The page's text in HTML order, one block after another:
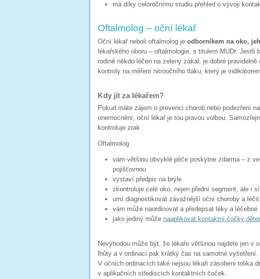
má díky celoročnímu studiu přehled o vývoji
Oftalmolog – oční lékař
Oční lékař neboli oftalmolog je odborníkem na oko,
lékařského oboru – oftalmologie, s titulem MUDr. Jestli
rodině někdo léčen na zelený zákal, je dobré
kontroly na měření nitroočního tlaku, který je
Kdy jít za lékařem?
Pokud máte zájem o prevenci chorob nebo podezření
onemocnění, oční lékař je tou pravou volbou.
kontroluje zrak.
Oftalmolog
vám většinu obvyklé péče poskytne zdarma – z
pojišťovnou
vystaví předpis na brýle
zkontroluje celé oko, nejen přední segment, ale i
umí diagnostikovat závažnější oční choroby a
vám může naordinovat a předepsat léky a léčebné
jako jediný může naaplikovat kontaktní čočky
Nevýhodou může být, že lékaře většinou najdete jen
lhůty a v ordinaci pak krátký čas na samotné vyšetření.
V očních ordinacích také nejsou lékaři zásobeni tolika
v aplikačních střediscích kontaktních čoček.